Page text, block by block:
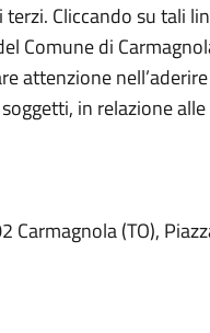
Cliccando su tali
Comune di
attenzione
in relazione
(TO),